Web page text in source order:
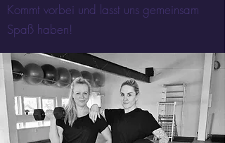
Kommt vorbei und lasst uns gemeinsam
Spaß haben!